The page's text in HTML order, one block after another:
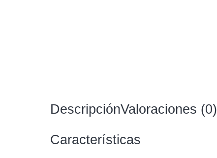
DescripciónValoraciones (0)
Características